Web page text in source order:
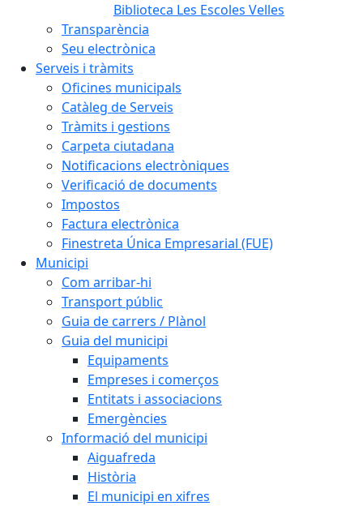
Biblioteca Les Escoles Velles
Transparència
Seu electrònica
Serveis i tràmits
Oficines municipals
Catàleg de Serveis
Tràmits i gestions
Carpeta ciutadana
Notificacions electròniques
Verificació de documents
Impostos
Factura electrònica
Finestreta Única Empresarial (FUE)
Municipi
Com arribar-hi
Transport públic
Guia de carrers / Plànol
Guia del municipi
Equipaments
Empreses i comerços
Entitats i associacions
Emergències
Informació del municipi
Aiguafreda
Història
El municipi en xifres